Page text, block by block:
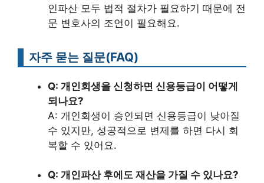
인파산 모두 법적 절차가 필요하기 때문에 전
문 변호사의 조언이 필요해요.
자주 묻는 질문(FAQ)
Q: 개인회생을 신청하면 신용등급이 어떻게
되나요?
A: 개인회생이 승인되면 신용등급이 낮아질
수 있지만, 성공적으로 변제를 하면 다시 회
복할 수 있어요.
Q: 개인파산 후에도 재산을 가질 수 있나요?